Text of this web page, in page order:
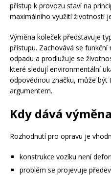
přístup k provozu staví na
maximálního využití životnosti
Výměna koleček představuje
přístupu. Zachovává se
odpadu a prodlužuje se
které sledují environmentální
odpovědnou značku, může
argumentem.
Kdy dává
Rozhodnutí pro opravu je
konstrukce vozíku není
problém se projevuje